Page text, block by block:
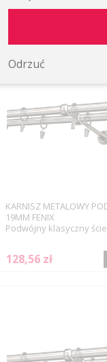
115,48 zł
KARNISZ METALOWY
19MM FENIX
Podwójny klasyczny
128,56 zł
Odrzuć